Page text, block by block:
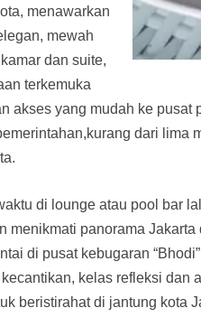
menawarkan
mewah
dan suite,
terkemuka
akses yang mudah ke
dari lima
di lounge atau pool bar
menikmati panorama
di pusat kebugaran
kelas refleksi dan
beristirahat di jantung kota